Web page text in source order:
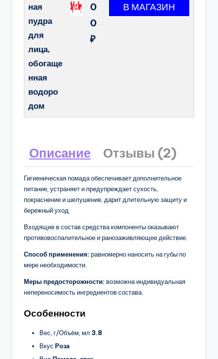
ная
пудра
для
лица,
обогаще
нная
водоро
дом
0
0
₽
Описание Отзывы (2)
Гигиеническая помада обеспечивает дополнительное
питание, устраняет и предупреждает сухость,
покраснение и шелушение, дарит длительную защиту и
бережный уход.
Входящие в состав средства компоненты оказывают
противовоспалительное и ранозаживляющее действие.
Способ применения: равномерно наносить на губы по
мере необходимости.
Меры предосторожности: возможна индивидуальная
непереносимость ингредиентов состава.
Особенности
Вес, г/Объём, мл 3.8
Вкус Роза